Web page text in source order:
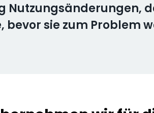
Nutzungsänderungen,
bevor sie zum Problem